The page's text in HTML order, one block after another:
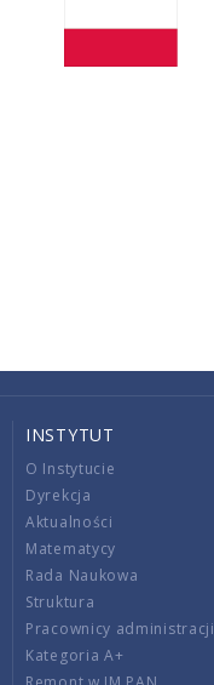
INSTYTUT
O Instytucie
Dyrekcja
Aktualności
Matematycy
Rada Naukowa
Struktura
Pracownicy administracji
Kategoria A+